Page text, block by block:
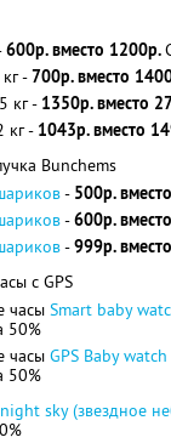
600р. вместо 1200р.
-700р. вместо
кг - 1350р. вместо
кг - 1043р. вместо
Bunchems
- 500р.
-600р.
-999р.
с GPS
часы Smart baby
50%
часы GPS Baby
50%
sky (звездное